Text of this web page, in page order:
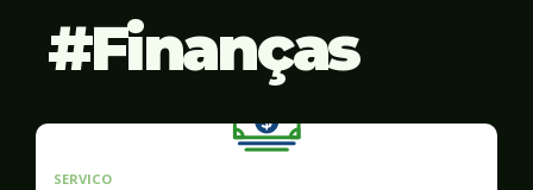
Finanças
SERVICO